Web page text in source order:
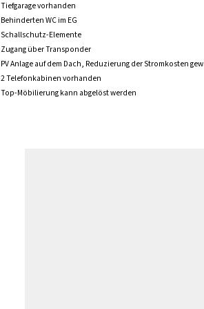
Tiefgarage vorhanden
Behinderten WC im EG
Schallschutz-Elemente
Zugang über Transponder
PV Anlage auf dem Dach, Reduzierung der Stromkosten
2 Telefonkabinen vorhanden
Top-Möbilierung kann abgelöst werden